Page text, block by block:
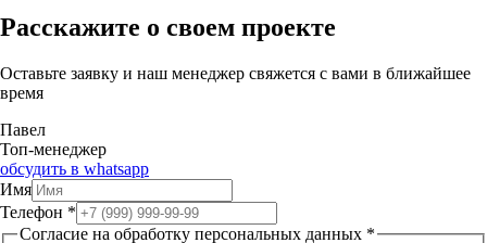
Расскажите о своем проекте
Оставьте заявку и наш менеджер свяжется с вами в ближайшее
время
Павел
Топ-менеджер
обсудить в whatsapp
Имя
Телефон *
Согласие на обработку персональных данных *